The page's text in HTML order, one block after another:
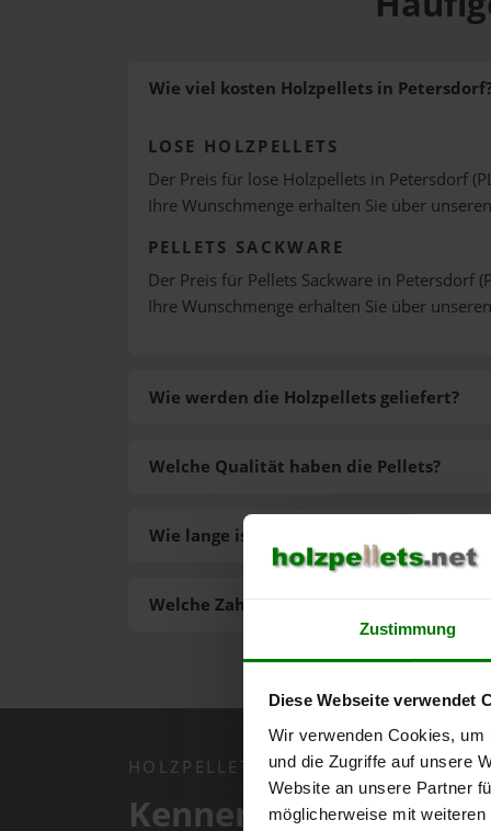
Zustimmung
Diese Webseite verwendet
Wir verwenden Cookies,
und die Zugriffe auf unsere
Website an unsere Partner
möglicherweise mit
Wie viel kosten Holzpellets in
LOSE HOLZPELLETS
Der Preis für lose Holzpellets in Petersdorf
Ihre Wunschmenge erhalten Sie über unseren
PELLETS SACKWARE
Der Preis für Pellets Sackware in Petersdorf
Ihre Wunschmenge erhalten Sie über unseren
Wie werden die Holzpellets geliefert?
Welche Zahlungsarten gibt es?
Welche Qualität haben die Pellets?
Wie lange ist die Lieferzeit der Pellets?
HOLZPELLETS.NET APP
Kennen Sie schon